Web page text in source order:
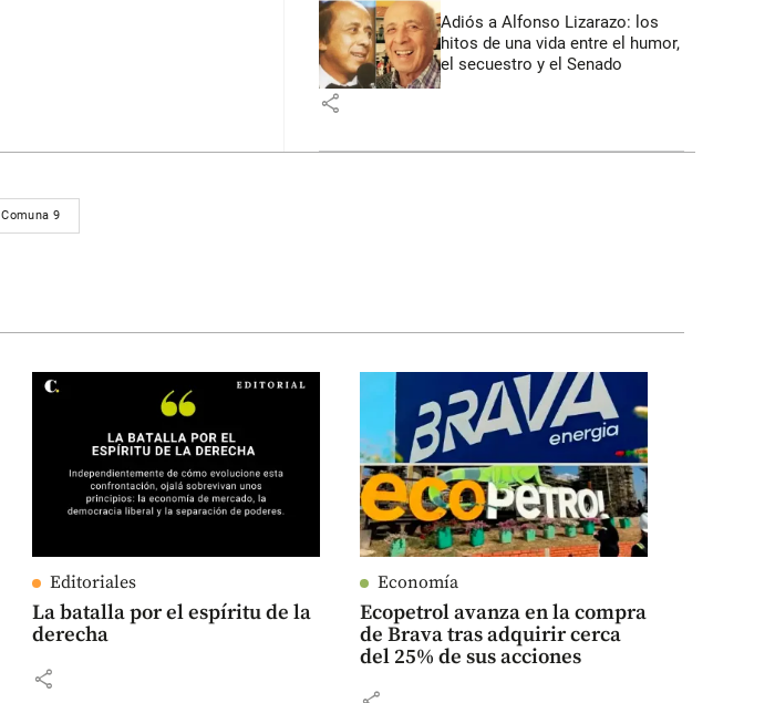
Adiós a Alfonso Lizarazo: los
hitos de una vida entre el humor,
el secuestro y el Senado
share
Comuna 9
Editoriales
La batalla por el espíritu de la
derecha
share
Economía
Ecopetrol avanza en la compra
de Brava tras adquirir cerca
del 25% de sus acciones